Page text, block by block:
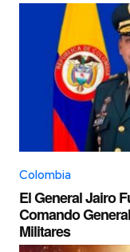
Colombia
El General Jairo
Comando
Militares